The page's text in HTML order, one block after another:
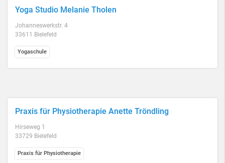
Yoga Studio Melanie Tholen
Johanneswerkstr. 4
33611 Bielefeld
Yogaschule
Praxis für Physiotherapie Anette Tröndling
Hirseweg 1
33729 Bielefeld
Praxis für Physiotherapie